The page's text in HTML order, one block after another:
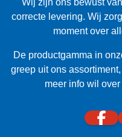
Wij zijn ons bewust
correcte levering. Wij
moment over
De productgamma in
greep uit ons assortiment,
meer info wil